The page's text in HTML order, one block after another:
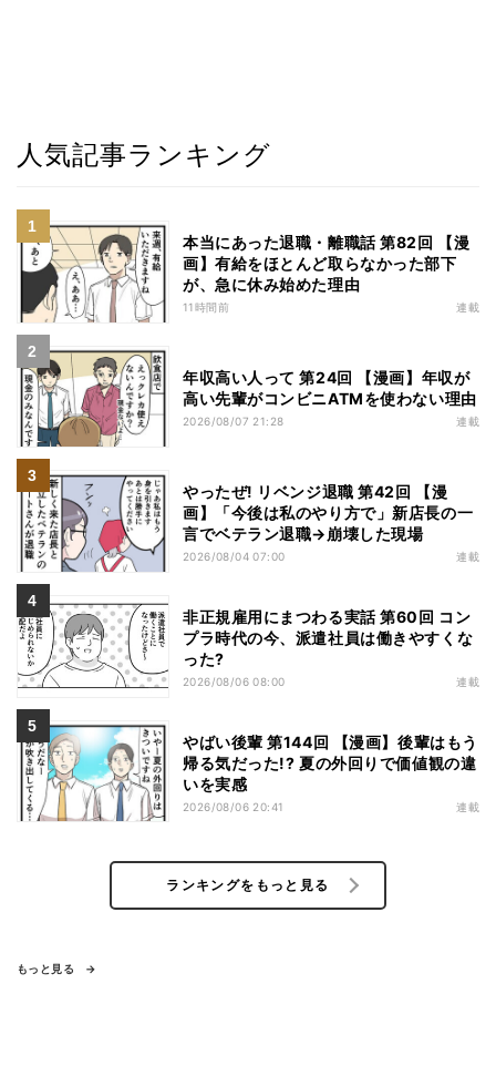
人気記事ランキング
本当にあった退職・離職話 第82回 【漫
画】有給をほとんど取らなかった部下
が、急に休み始めた理由
11時間前 連載
年収高い人って 第24回 【漫画】年収が
高い先輩がコンビニATMを使わない理由
2026/08/07 21:28 連載
やったぜ! リベンジ退職 第42回 【漫
画】「今後は私のやり方で」新店長の一
言でベテラン退職→崩壊した現場
2026/08/04 07:00 連載
非正規雇用にまつわる実話 第60回 コン
プラ時代の今、派遣社員は働きやすくな
った?
2026/08/06 08:00 連載
やばい後輩 第144回 【漫画】後輩はもう
帰る気だった!? 夏の外回りで価値観の違
いを実感
2026/08/06 20:41 連載
ランキングをもっと見る
もっと見る